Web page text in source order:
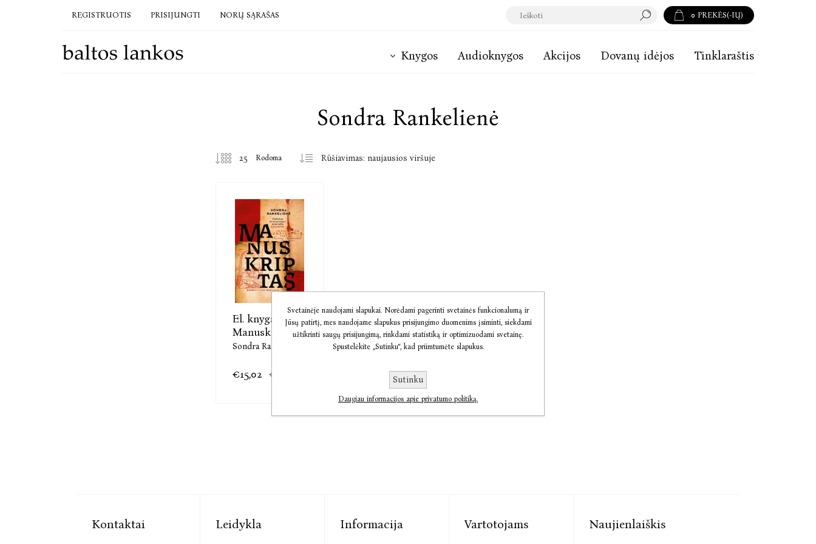
REGISTRUOTIS PRISIJUNGTI NORŲ SĄRAŠAS 0 PREKĖS(-IŲ)
Knygos Audioknygos Akcijos Dovanų idėjos Tinklaraštis
Sondra Rankelienė
Rodoma
El. knyga
Manuskriptas
Sondra Rankelienė
€15,02 €18,77
Kontaktai Leidykla Informacija Vartotojams Naujienlaiškis
Svetainėje naudojami slapukai. Norėdami pagerinti svetainės funkcionalumą ir
Jūsų patirtį, mes naudojame slapukus prisijungimo duomenims įsiminti, siekdami
užtikrinti saugų prisijungimą, rinkdami statistiką ir optimizuodami svetainę.
Spustelėkite „Sutinku“, kad priimtumėte slapukus.
Sutinku
Daugiau informacijos apie privatumo politiką.